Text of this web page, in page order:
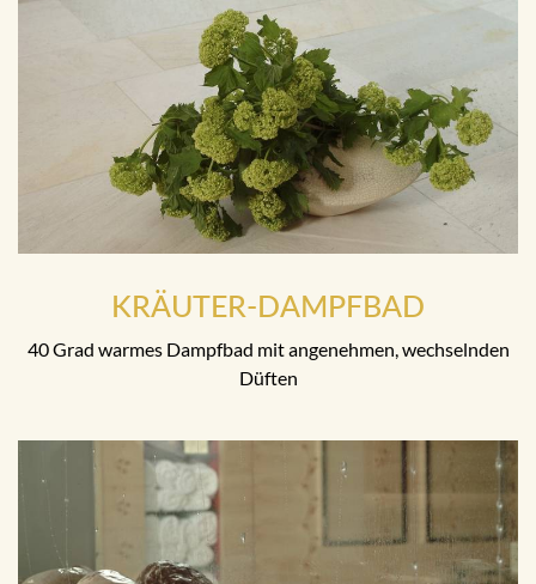
KRÄUTER-DAMPFBAD
40 Grad warmes Dampfbad mit angenehmen, wechselnden
Düften